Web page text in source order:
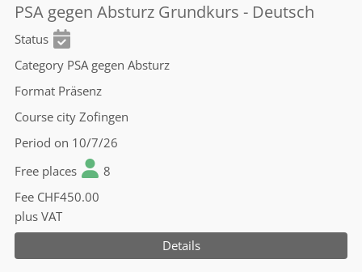
PSA gegen Absturz Grundkurs - Deutsch
Status
Category PSA gegen Absturz
Format Präsenz
Course city Zofingen
Period on 10/7/26
Free places
8
Fee CHF450.00
plus VAT
Details